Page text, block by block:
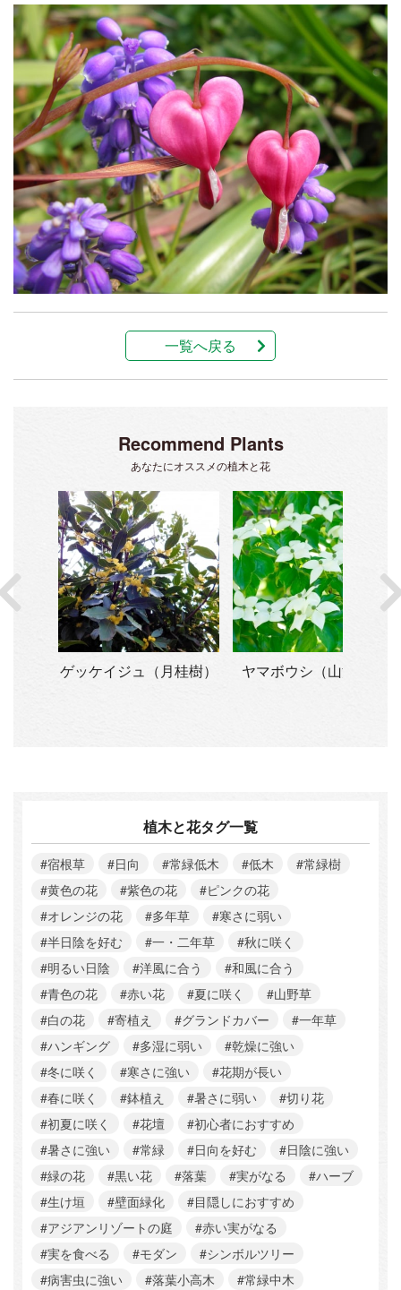
一覧へ戻る
Recommend Plants
あなたにオススメの植木と花
ゲッケイジュ（月桂樹） ヤマボウシ（山法師）
植木と花タグ一覧
#宿根草 #日向 #常緑低木 #低木
#常緑樹
#黄色の花
#紫色の花
#ピンクの花
#オレンジの花
#多年草
#寒さに弱い
#半日陰を好む
#一・二年草
#秋に咲く
#明るい日陰
#洋風に合う
#和風に合う
#青色の花
#赤い花 #夏に咲く
#山野草
#白の花
#寄植え #グランドカバー
#一年草
#ハンギング
#多湿に弱い
#乾燥に強い
#冬に咲く
#寒さに強い
#花期が長い
#春に咲く
#鉢植え #暑さに弱い
#切り花
#初夏に咲く
#花壇
#初心者におすすめ
#暑さに強い
#常緑 #日向を好む
#日陰に強い
#緑の花
#黒い花 #落葉 #実がなる
#ハーブ
#生け垣
#壁面緑化
#目隠しにおすすめ
#アジアンリゾートの庭
#赤い実がなる
#実を食べる
#モダン
#シンボルツリー
#病害虫に強い
#落葉小高木
#常緑中木